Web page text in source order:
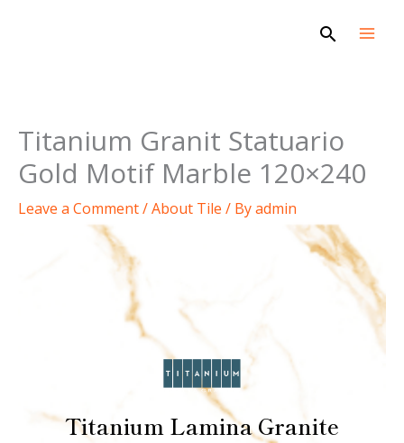
Search
Titanium Granit Statuario
Gold Motif Marble 120×240
Leave a Comment/About Tile / Byadmin
Titanium Lamina Granite